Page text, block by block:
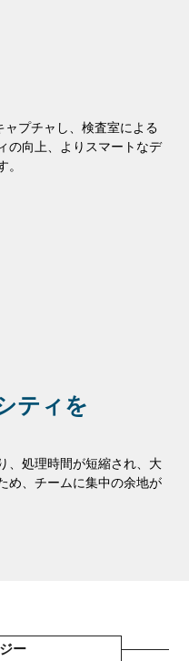
プチャし、検査室による
の向上、よりスマートなデ
ティを
、処理時間が短縮され、大
め、チームに集中の余地が
ー